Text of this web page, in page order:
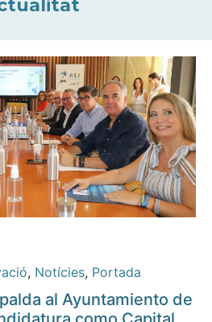
, Notícies, Portada
al Ayuntamiento de